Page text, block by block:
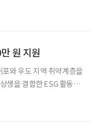
원 지원
와 우도 지역 취약계층을
생을 결합한 ESG 활동이